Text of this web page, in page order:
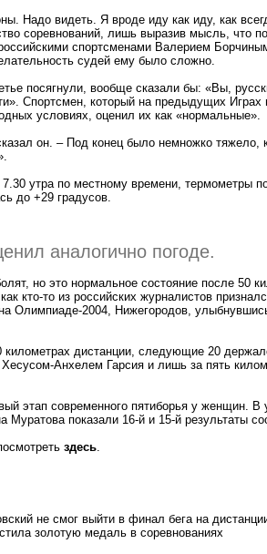
Надо видеть. Я вроде иду как иду, как
соревнований, лишь выразив мысль, что
спортсменами Валерием
судей ему было сложно.
посягнули, вообще сказали бы: «Вы,
Спортсмен, который на предыдущих
условиях, оценил их как «нормальные».
он. – Под конец было немножко тяжело,
утра по местному времени, термометры
до +29 градусов.
аналогично погоде.
но это нормальное состояние после 50
кто-то из российских журналистов
Олимпиаде-2004, Нижегородов,
километрах дистанции, следующие 20
Анхелем Гарсия и лишь за пять
этап современного пятиборья у женщин. В
показали 16-й и 15-й результаты
здесь
не смог выйти в финал бега на
золотую медаль в соревнованиях